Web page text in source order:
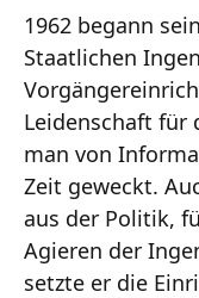
1962 begann
Staatlichen
Leidenschaft für
man von
Zeit geweckt.
aus der Politik,
Agieren der
setzte er die